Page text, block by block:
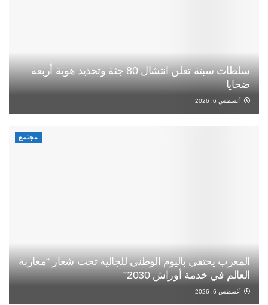
سلطات سبتة تعلن انتشال 80 جثة وتحديد هوية أربعة
ضحايا
أغسطس 6, 2026
مجتمع
المغرب يحتفي باليوم الوطني للجالية تحت شعار “مغاربة
العالم في خدمة أوراش 2030”
أغسطس 6, 2026